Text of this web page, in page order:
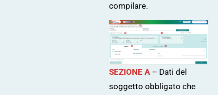
compilare.
SEZIONE A – Dati del
soggetto obbligato che